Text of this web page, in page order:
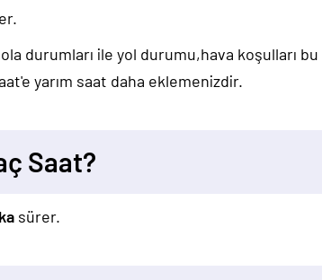
durumları ile yol durumu,hava koşulları
yarım saat daha eklemenizdir.
Saat?
sürer.